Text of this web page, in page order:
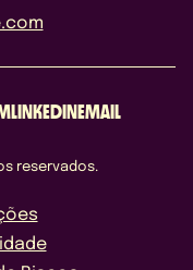
LINKEDIN EMAIL
reservados.